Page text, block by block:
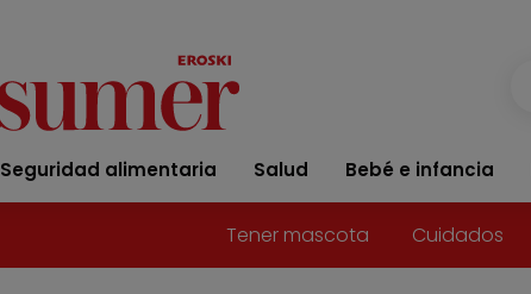
Seguridad alimentaria Salud Bebé e infancia
Tener mascota Cuidados